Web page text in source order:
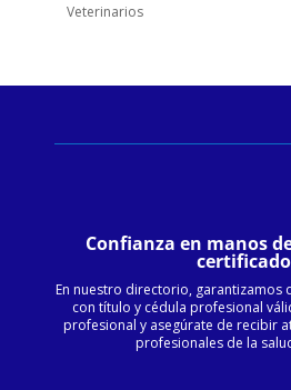
Veterinarios
Confianza en manos
En nuestro directorio, garantizamos
con título y cédula profesional
profesional y asegúrate de recibir
profesionales de la